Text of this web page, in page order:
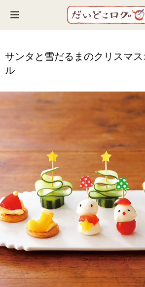
Toggle navigation
サンタと雪だるまのクリスマ
ル